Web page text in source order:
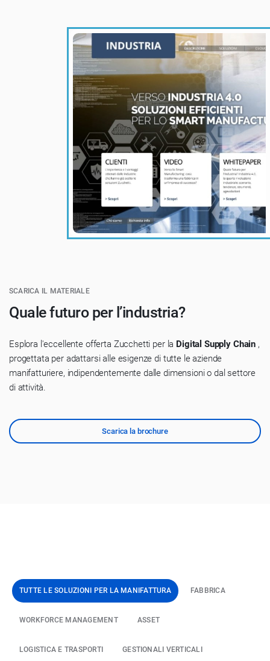
SCARICA IL MATERIALE
Quale futuro per l’industria?
Esplora l'eccellente offerta Zucchetti per la Digital Supply Chain ,
progettata per adattarsi alle esigenze di tutte le aziende
manifatturiere, indipendentemente dalle dimensioni o dal settore
di attività.
Scarica la brochure
TUTTE LE SOLUZIONI PER LA MANIFATTURA FABBRICA
WORKFORCE MANAGEMENT ASSET
LOGISTICA E TRASPORTI GESTIONALI VERTICALI